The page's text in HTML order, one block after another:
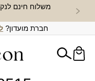
משלוח חינם לנק’
חברת מועדון?